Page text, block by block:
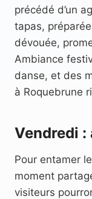
précédé d’un
tapas,
dévouée,
Ambiance
danse, et des
à Roquebrune
Vendredi
Pour entamer
moment
visiteurs